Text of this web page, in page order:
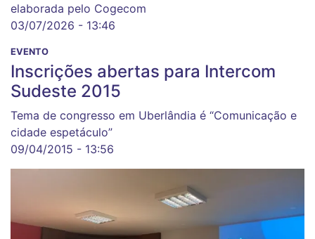
elaborada pelo Cogecom
03/07/2026 - 13:46
EVENTO
Inscrições abertas para Intercom
Sudeste 2015
Tema de congresso em Uberlândia é “Comunicação e
cidade espetáculo”
09/04/2015 - 13:56